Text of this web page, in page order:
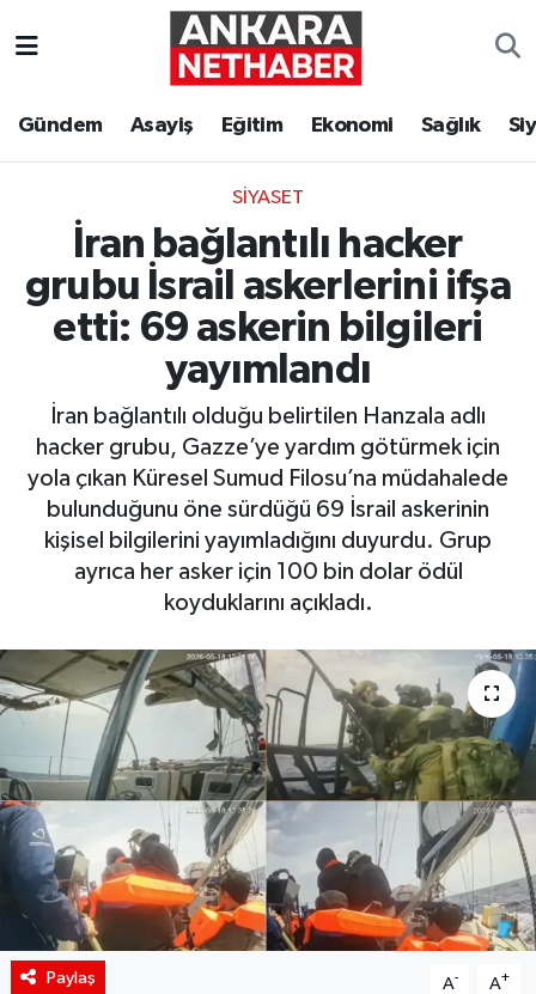
Gündem Asayiş Eğitim Ekonomi Sağlık
SIYASET
İran bağlantılı hacker
grubu İsrail askerlerini ifşa
etti: 69 askerin bilgileri
yayımlandı
İran bağlantılı olduğu belirtilen Hanzala adlı
hacker grubu, Gazze’ye yardım götürmek için
yola çıkan Küresel Sumud Filosu’na müdahalede
bulunduğunu öne sürdüğü 69 İsrail askerinin
kişisel bilgilerini yayımladığını duyurdu. Grup
ayrıca her asker için 100 bin dolar ödül
koyduklarını açıkladı.
Paylaş A- A+
Ekonomi
Gündem
Kim Kimdir Nereli
Resmi İlanlar
Sağlık
Siyaset
Teknoloji
Yaşam
Ankara Hava Durumu
Tüm Manşetler
Son Dakika Haberleri
Haber Arşivi